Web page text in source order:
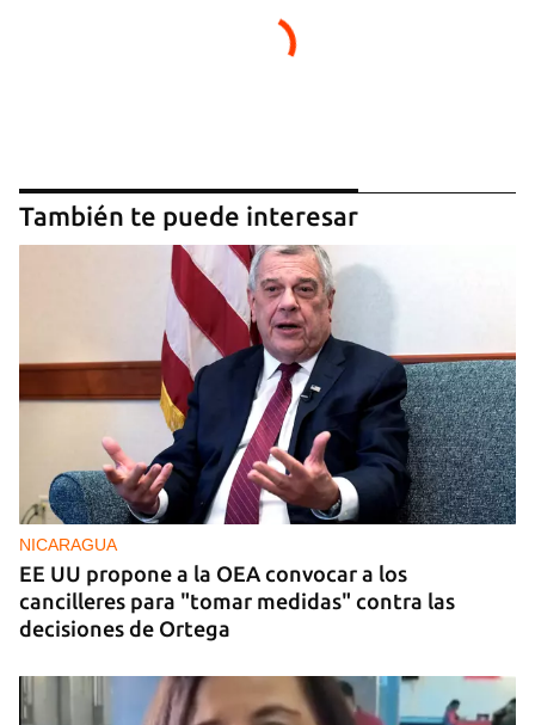
También te puede interesar
NICARAGUA
EE UU propone a la OEA convocar a los
cancilleres para "tomar medidas" contra las
decisiones de Ortega